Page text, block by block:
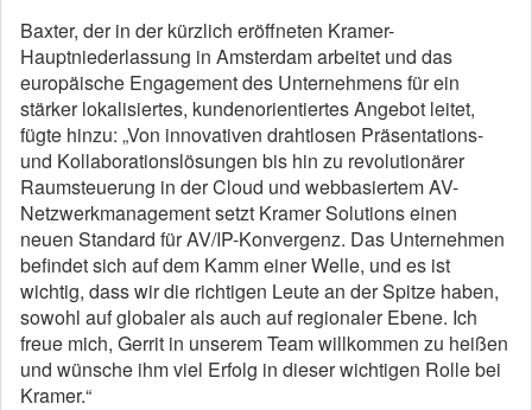
Baxter, der in der kürzlich eröffneten Kramer-
Hauptniederlassung in Amsterdam arbeitet und das
europäische Engagement des Unternehmens für ein
stärker lokalisiertes, kundenorientiertes Angebot leitet,
fügte hinzu: „Von innovativen drahtlosen Präsentations-
und Kollaborationslösungen bis hin zu revolutionärer
Raumsteuerung in der Cloud und webbasiertem AV-
Netzwerkmanagement setzt Kramer Solutions einen
neuen Standard für AV/IP-Konvergenz. Das Unternehmen
befindet sich auf dem Kamm einer Welle, und es ist
wichtig, dass wir die richtigen Leute an der Spitze haben,
sowohl auf globaler als auch auf regionaler Ebene. Ich
freue mich, Gerrit in unserem Team willkommen zu heißen
und wünsche ihm viel Erfolg in dieser wichtigen Rolle bei
Kramer.“